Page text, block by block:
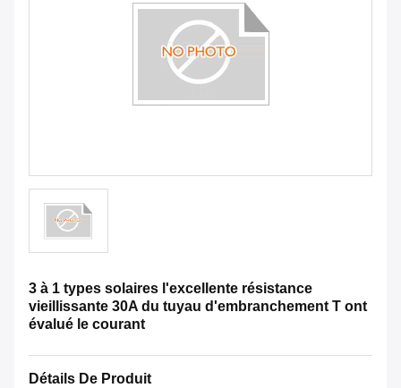
3 à 1 types solaires l'excellente résistance
vieillissante 30A du tuyau d'embranchement T ont
évalué le courant
Détails De Produit